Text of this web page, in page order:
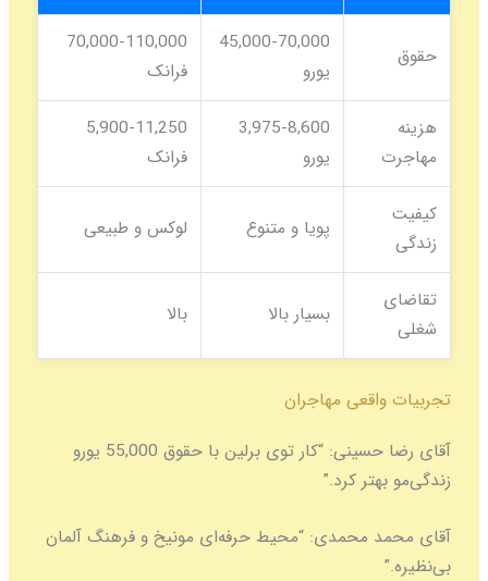
حقوق
45,000-70,000
یورو
70,000-110,000
فرانک
هزینه
مهاجرت
3,975-8,600
یورو
5,900-11,250
فرانک
کیفیت
زندگی
پویا و متنوع لوکس و طبیعی
تقاضای
شغلی
بسیار بالا بالا
تجربیات واقعی مهاجران
آقای رضا حسینی:
“کار توی برلین با حقوق 55,000 یورو
زندگی‌مو بهتر کرد.”
آقای محمد محمدی: “محیط حرفه‌ای مونیخ و فرهنگ آلمان
بی‌نظیره.”